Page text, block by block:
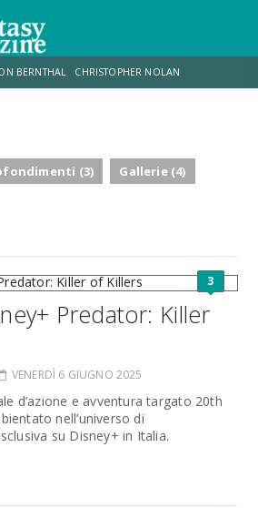
BERNTHAL CHRISTOPHER NOLAN
& GAMES
(3)
Gallerie (4)
3
Predator: Killer
VENERDÌ 6 GIUGNO 2025
d’azione e avventura targato 20th
nell’universo di
su Disney+ in Italia.